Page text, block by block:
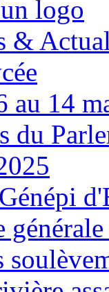
logo
&
au 14
du